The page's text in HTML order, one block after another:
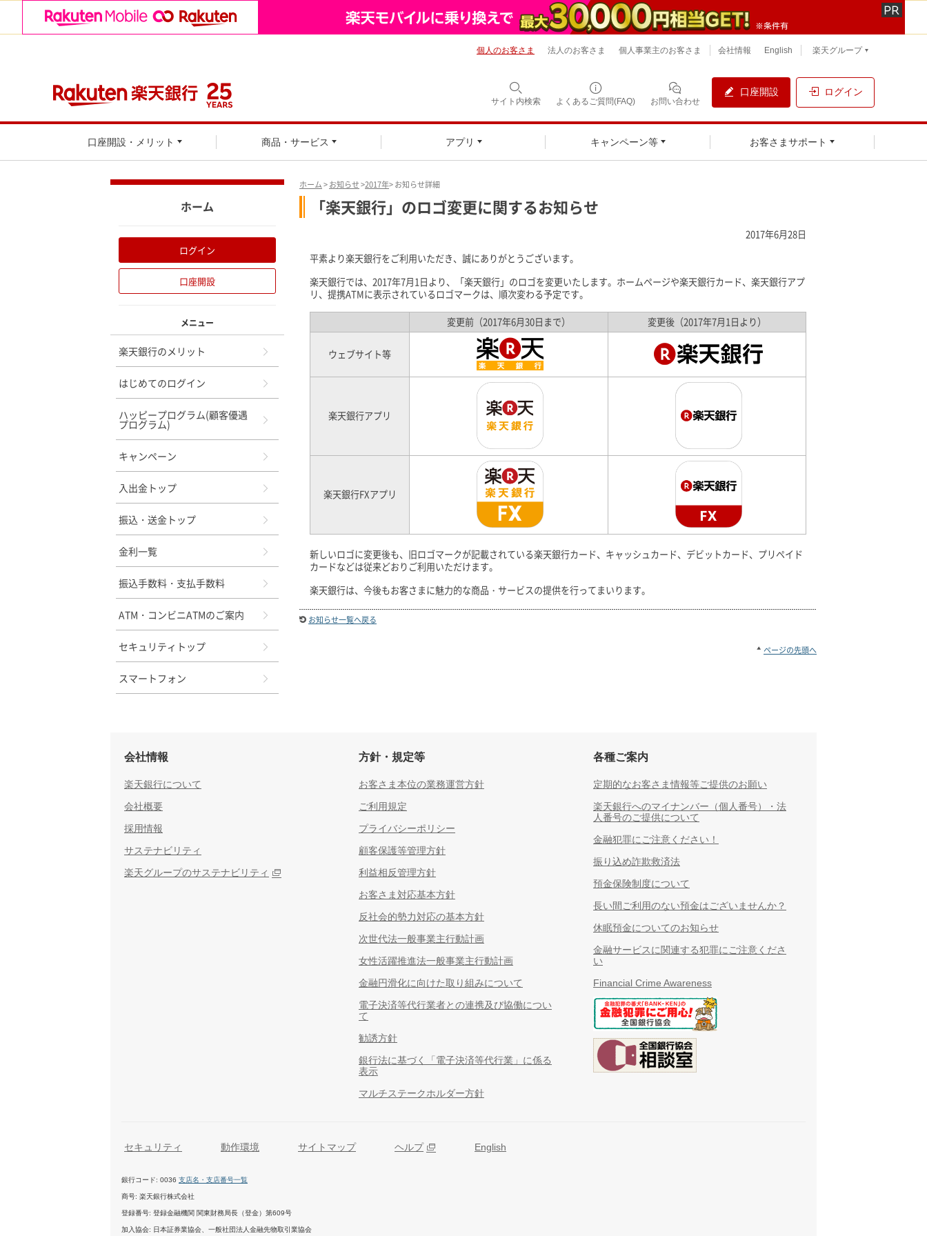
サイト内検索 よくあるご質問(FAQ) お問い合わせ
口座開設 ログイン
口座開設・メリット 商品・サービス アプリ キャンペーン等 お客さまサポート
個人のお客さま 法人のお客さま 個人事業主のお客さま 会社情報 English 楽天グループ
ホーム>お知らせ>2017年> お知らせ詳細
「楽天銀行」のロゴ変更に関するお知らせ
2017年6月28日
平素より楽天銀行をご利用いただき、誠にありがとうございます。
楽天銀行では、2017年7月1日より、「楽天銀行」のロゴを変更いたします。ホームページや楽天銀行カード、楽天銀行アプ
リ、提携ATMに表示されているロゴマークは、順次変わる予定です。
変更前（2017年6月30日まで） 変更後（2017年7月1日より）
ウェブサイト等
楽天銀行アプリ
楽天銀行FXアプリ
新しいロゴに変更後も、旧ロゴマークが記載されている楽天銀行カード、キャッシュカード、デビットカード、プリペイド
カードなどは従来どおりご利用いただけます。
楽天銀行は、今後もお客さまに魅力的な商品・サービスの提供を行ってまいります。
お知らせ一覧へ戻る
ページの先頭へ
ホーム
ログイン
口座開設
メニュー
楽天銀行のメリット
はじめてのログイン
ハッピープログラム(顧客優遇
プログラム)
キャンペーン
入出金トップ
振込・送金トップ
金利一覧
振込手数料・支払手数料
ATM・コンビニATMのご案内
セキュリティトップ
スマートフォン
会社情報
楽天銀行について
会社概要
採用情報
サステナビリティ
楽天グループのサステナビリティ
方針・規定等
お客さま本位の業務運営方針
ご利用規定
プライバシーポリシー
顧客保護等管理方針
利益相反管理方針
お客さま対応基本方針
反社会的勢力対応の基本方針
次世代法一般事業主行動計画
女性活躍推進法一般事業主行動計画
金融円滑化に向けた取り組みについて
電子決済等代行業者との連携及び協働につい
て
勧誘方針
銀行法に基づく「電子決済等代行業」に係る
表示
マルチステークホルダー方針
各種ご案内
定期的なお客さま情報等ご提供のお願い
楽天銀行へのマイナンバー（個人番号）・法
人番号のご提供について
金融犯罪にご注意ください！
振り込め詐欺救済法
預金保険制度について
長い間ご利用のない預金はございませんか？
休眠預金についてのお知らせ
金融サービスに関連する犯罪にご注意くださ
い
Financial Crime Awareness
セキュリティ 動作環境 サイトマップ ヘルプ English
銀行コード 0036 支店名・支店番号一覧
商号 楽天銀行株式会社
登録番号 登録金融機関 関東財務局長（登金）第609号
加入協会 日本証券業協会、一般社団法人金融先物取引業協会